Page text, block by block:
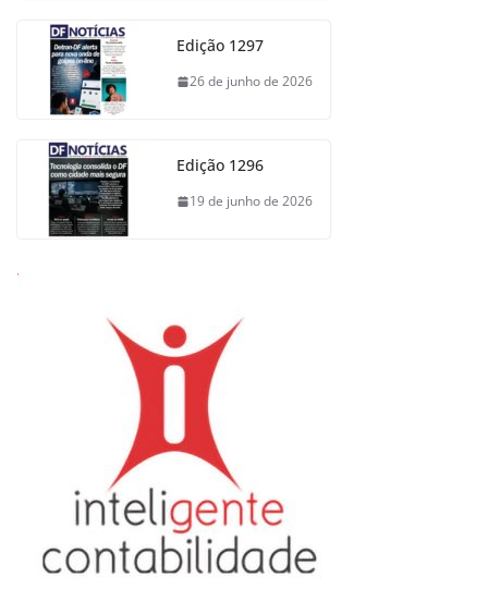
Edição 1297
26 de junho de 2026
Edição 1296
19 de junho de 2026